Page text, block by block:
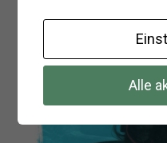
Bubblemaker –
Alle